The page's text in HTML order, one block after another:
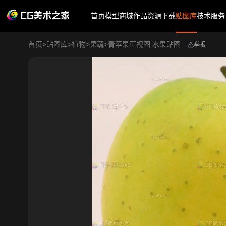
首页模型商城作品资源下载贴图库技术服务
首页>贴图库>植物>果蔬>青苹果正视图 水果贴图 举报